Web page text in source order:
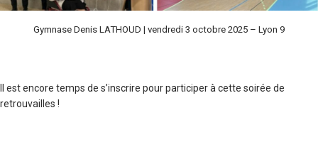
Gymnase Denis LATHOUD | vendredi 3 octobre 2025 – Lyon 9
Il est encore temps de s’inscrire pour participer à cette soirée de
retrouvailles !